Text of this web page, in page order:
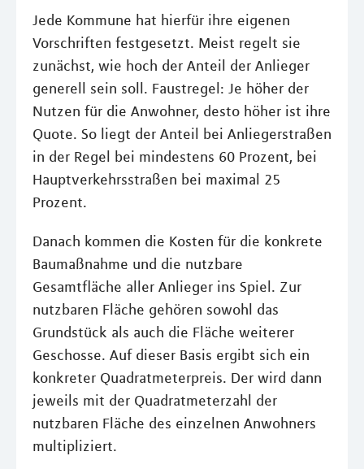
Jede Kommune hat hierfür ihre eigenen
Vorschriften festgesetzt. Meist regelt sie
zunächst, wie hoch der Anteil der Anlieger
generell sein soll. Faustregel: Je höher der
Nutzen für die Anwohner, desto höher ist ihre
Quote. So liegt der Anteil bei Anliegerstraßen
in der Regel bei mindestens 60 Prozent, bei
Hauptverkehrsstraßen bei maximal 25
Prozent.
Danach kommen die Kosten für die konkrete
Baumaßnahme und die nutzbare
Gesamtfläche aller Anlieger ins Spiel. Zur
nutzbaren Fläche gehören sowohl das
Grundstück als auch die Fläche weiterer
Geschosse. Auf dieser Basis ergibt sich ein
konkreter Quadratmeterpreis. Der wird dann
jeweils mit der Quadratmeterzahl der
nutzbaren Fläche des einzelnen Anwohners
multipliziert.